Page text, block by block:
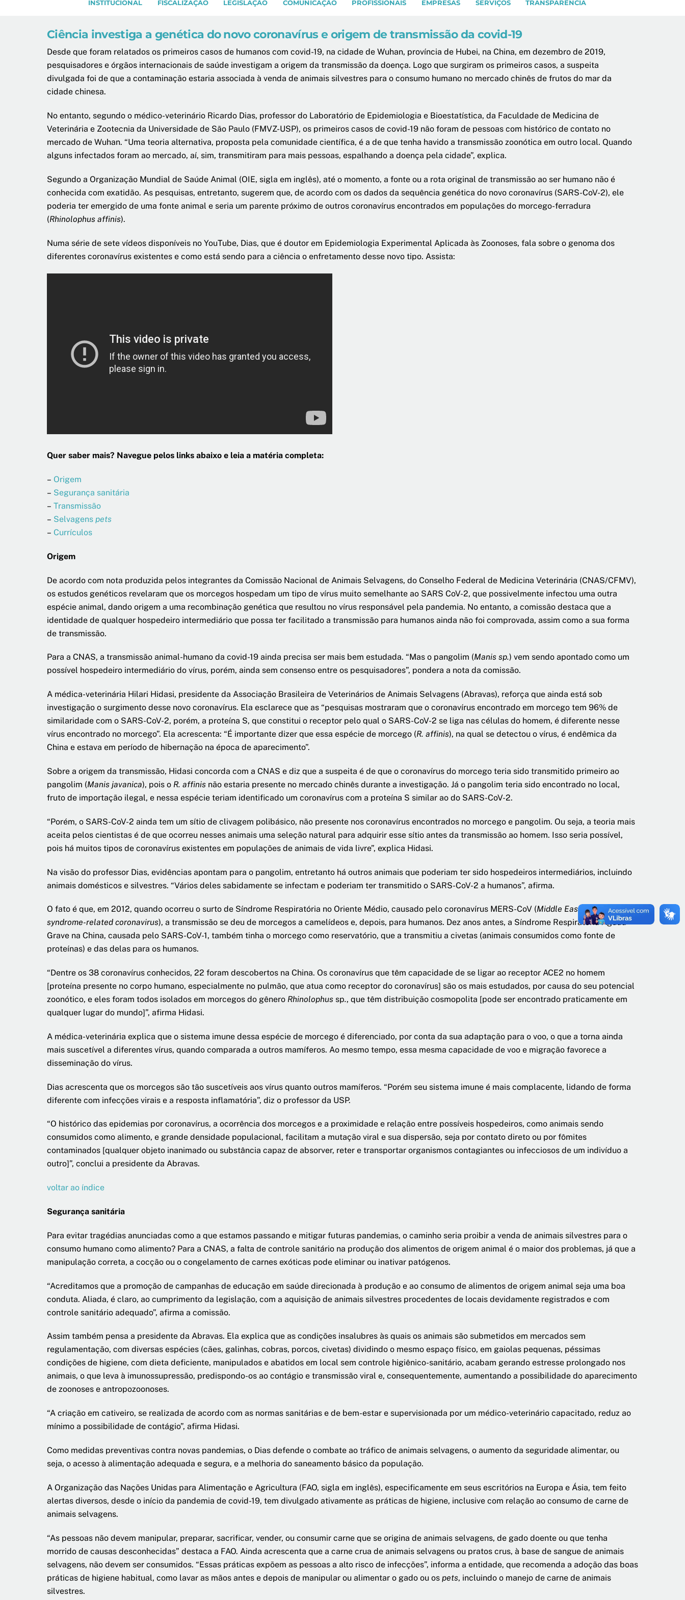
INSTITUCIONAL FISCALIZAÇÃO LEGISLAÇÃO COMUNICAÇÃO PROFISSIONAIS EMPRESAS SERVIÇOS TRANSPARÊNCIA
Ciência investiga a genética do novo coronavírus e origem de transmissão da covid-19
Desde que foram relatados os primeiros casos de humanos com covid-19, na cidade de Wuhan, província de Hubei, na China, em dezembro de 2019,
pesquisadores e órgãos internacionais de saúde investigam a origem da transmissão da doença. Logo que surgiram os primeiros casos, a suspeita
divulgada foi de que a contaminação estaria associada à venda de animais silvestres para o consumo humano no mercado chinês de frutos do mar da
cidade chinesa.
No entanto, segundo o médico-veterinário Ricardo Dias, professor do Laboratório de Epidemiologia e Bioestatística, da Faculdade de Medicina de
Veterinária e Zootecnia da Universidade de São Paulo (FMVZ-USP), os primeiros casos de covid-19 não foram de pessoas com histórico de contato no
mercado de Wuhan. “Uma teoria alternativa, proposta pela comunidade científica, é a de que tenha havido a transmissão zoonótica em outro local. Quando
alguns infectados foram ao mercado, aí, sim, transmitiram para mais pessoas, espalhando a doença pela cidade”, explica.
Segundo a Organização Mundial de Saúde Animal (OIE, sigla em inglês), até o momento, a fonte ou a rota original de transmissão ao ser humano não é
conhecida com exatidão. As pesquisas, entretanto, sugerem que, de acordo com os dados da sequência genética do novo coronavírus (SARS-CoV-2), ele
poderia ter emergido de uma fonte animal e seria um parente próximo de outros coronavírus encontrados em populações do morcego-ferradura
(Rhinolophus affinis).
Numa série de sete vídeos disponíveis no YouTube, Dias, que é doutor em Epidemiologia Experimental Aplicada às Zoonoses, fala sobre o genoma dos
diferentes coronavírus existentes e como está sendo para a ciência o enfretamento desse novo tipo. Assista:
Quer saber mais? Navegue pelos links abaixo e leia a matéria completa:
– Origem
– Segurança sanitária
– Transmissão
– Selvagens pets
– Currículos
Origem
De acordo com nota produzida pelos integrantes da Comissão Nacional de Animais Selvagens, do Conselho Federal de Medicina Veterinária (CNAS/CFMV),
os estudos genéticos revelaram que os morcegos hospedam um tipo de vírus muito semelhante ao SARS CoV-2, que possivelmente infectou uma outra
espécie animal, dando origem a uma recombinação genética que resultou no vírus responsável pela pandemia. No entanto, a comissão destaca que a
identidade de qualquer hospedeiro intermediário que possa ter facilitado a transmissão para humanos ainda não foi comprovada, assim como a sua forma
de transmissão.
Para a CNAS, a transmissão animal-humano da covid-19 ainda precisa ser mais bem estudada. “Mas o pangolim (Manis sp.) vem sendo apontado como um
possível hospedeiro intermediário do vírus, porém, ainda sem consenso entre os pesquisadores”, pondera a nota da comissão.
A médica-veterinária Hilari Hidasi, presidente da Associação Brasileira de Veterinários de Animais Selvagens (Abravas), reforça que ainda está sob
investigação o surgimento desse novo coronavírus. Ela esclarece que as “pesquisas mostraram que o coronavírus encontrado em morcego tem 96% de
similaridade com o SARS-CoV-2, porém, a proteína S, que constitui o receptor pelo qual o SARS-CoV-2 se liga nas células do homem, é diferente nesse
vírus encontrado no morcego”. Ela acrescenta: “É importante dizer que essa espécie de morcego (R. affinis), na qual se detectou o vírus, é endêmica da
China e estava em período de hibernação na época de aparecimento”.
Sobre a origem da transmissão, Hidasi concorda com a CNAS e diz que a suspeita é de que o coronavírus do morcego teria sido transmitido primeiro ao
pangolim (Manis javanica), pois o R. affinis não estaria presente no mercado chinês durante a investigação. Já o pangolim teria sido encontrado no local,
fruto de importação ilegal, e nessa espécie teriam identificado um coronavírus com a proteína S similar ao do SARS-CoV-2.
“Porém, o SARS-CoV-2 ainda tem um sítio de clivagem polibásico, não presente nos coronavírus encontrados no morcego e pangolim. Ou seja, a teoria mais
aceita pelos cientistas é de que ocorreu nesses animais uma seleção natural para adquirir esse sítio antes da transmissão ao homem. Isso seria possível,
pois há muitos tipos de coronavírus existentes em populações de animais de vida livre”, explica Hidasi.
Na visão do professor Dias, evidências apontam para o pangolim, entretanto há outros animais que poderiam ter sido hospedeiros intermediários, incluindo
animais domésticos e silvestres. “Vários deles sabidamente se infectam e poderiam ter transmitido o SARS-CoV-2 a humanos”, afirma.
O fato é que, em 2012, quando ocorreu o surto de Síndrome Respiratória no Oriente Médio, causado pelo coronavírus MERS-CoV (Middle East respiratory
syndrome-related coronavirus), a transmissão se deu de morcegos a camelídeos e, depois, para humanos. Dez anos antes, a Síndrome Respiratória Aguda
Grave na China, causada pelo SARS-CoV-1, também tinha o morcego como reservatório, que a transmitiu a civetas (animais consumidos como fonte de
proteínas) e das delas para os humanos.
“Dentre os 38 coronavírus conhecidos, 22 foram descobertos na China. Os coronavírus que têm capacidade de se ligar ao receptor ACE2 no homem
[proteína presente no corpo humano, especialmente no pulmão, que atua como receptor do coronavírus] são os mais estudados, por causa do seu potencial
zoonótico, e eles foram todos isolados em morcegos do gênero Rhinolophus sp., que têm distribuição cosmopolita [pode ser encontrado praticamente em
qualquer lugar do mundo]”, afirma Hidasi.
A médica-veterinária explica que o sistema imune dessa espécie de morcego é diferenciado, por conta da sua adaptação para o voo, o que a torna ainda
mais suscetível a diferentes vírus, quando comparada a outros mamíferos. Ao mesmo tempo, essa mesma capacidade de voo e migração favorece a
disseminação do vírus.
Dias acrescenta que os morcegos são tão suscetíveis aos vírus quanto outros mamíferos. “Porém seu sistema imune é mais complacente, lidando de forma
diferente com infecções virais e a resposta inflamatória”, diz o professor da USP.
“O histórico das epidemias por coronavírus, a ocorrência dos morcegos e a proximidade e relação entre possíveis hospedeiros, como animais sendo
consumidos como alimento, e grande densidade populacional, facilitam a mutação viral e sua dispersão, seja por contato direto ou por fômites
contaminados [qualquer objeto inanimado ou substância capaz de absorver, reter e transportar organismos contagiantes ou infecciosos de um indivíduo a
outro]”, conclui a presidente da Abravas.
voltar ao índice
Segurança sanitária
Para evitar tragédias anunciadas como a que estamos passando e mitigar futuras pandemias, o caminho seria proibir a venda de animais silvestres para o
consumo humano como alimento? Para a CNAS, a falta de controle sanitário na produção dos alimentos de origem animal é o maior dos problemas, já que a
manipulação correta, a cocção ou o congelamento de carnes exóticas pode eliminar ou inativar patógenos.
“Acreditamos que a promoção de campanhas de educação em saúde direcionada à produção e ao consumo de alimentos de origem animal seja uma boa
conduta. Aliada, é claro, ao cumprimento da legislação, com a aquisição de animais silvestres procedentes de locais devidamente registrados e com
controle sanitário adequado”, afirma a comissão.
Assim também pensa a presidente da Abravas. Ela explica que as condições insalubres às quais os animais são submetidos em mercados sem
regulamentação, com diversas espécies (cães, galinhas, cobras, porcos, civetas) dividindo o mesmo espaço físico, em gaiolas pequenas, péssimas
condições de higiene, com dieta deficiente, manipulados e abatidos em local sem controle higiênico-sanitário, acabam gerando estresse prolongado nos
animais, o que leva à imunossupressão, predispondo-os ao contágio e transmissão viral e, consequentemente, aumentando a possibilidade do aparecimento
de zoonoses e antropozoonoses.
“A criação em cativeiro, se realizada de acordo com as normas sanitárias e de bem-estar e supervisionada por um médico-veterinário capacitado, reduz ao
mínimo a possibilidade de contágio”, afirma Hidasi.
Como medidas preventivas contra novas pandemias, o Dias defende o combate ao tráfico de animais selvagens, o aumento da seguridade alimentar, ou
seja, o acesso à alimentação adequada e segura, e a melhoria do saneamento básico da população.
A Organização das Nações Unidas para Alimentação e Agricultura (FAO, sigla em inglês), especificamente em seus escritórios na Europa e Ásia, tem feito
alertas diversos, desde o início da pandemia de covid-19, tem divulgado ativamente as práticas de higiene, inclusive com relação ao consumo de carne de
animais selvagens.
“As pessoas não devem manipular, preparar, sacrificar, vender, ou consumir carne que se origina de animais selvagens, de gado doente ou que tenha
morrido de causas desconhecidas” destaca a FAO. Ainda acrescenta que a carne crua de animais selvagens ou pratos crus, à base de sangue de animais
selvagens, não devem ser consumidos. “Essas práticas expõem as pessoas a alto risco de infecções”, informa a entidade, que recomenda a adoção das boas
práticas de higiene habitual, como lavar as mãos antes e depois de manipular ou alimentar o gado ou os pets, incluindo o manejo de carne de animais
silvestres.